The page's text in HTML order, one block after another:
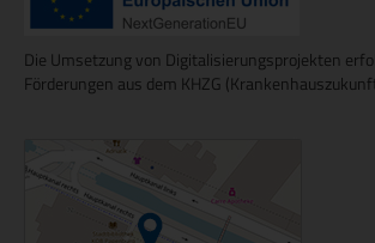
Die Umsetzung von Digitalisierungsprojekten
Förderungen aus dem KHZG